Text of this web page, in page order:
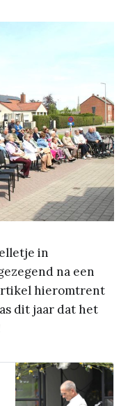
in
na een
hieromtrent
dit jaar dat het